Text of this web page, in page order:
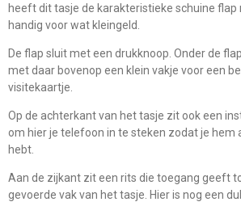
heeft dit tasje de karakteristieke schuine flap
handig voor wat kleingeld.
De flap sluit met een drukknoop. Onder de
met daar bovenop een klein vakje voor een
visitekaartje.
Op de achterkant van het tasje zit ook een
om hier je telefoon in te steken zodat je hem
hebt.
Aan de zijkant zit een rits die toegang geeft
gevoerde vak van het tasje. Hier is nog een